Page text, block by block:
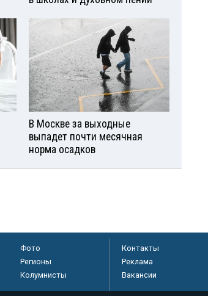
В Москве за выходные
выпадет почти месячная
норма осадков
Фото
Регионы
Колумнисты
Контакты
Реклама
Вакансии